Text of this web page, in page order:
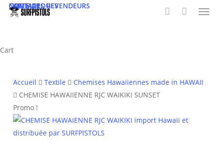
SkipNOS MARQUES
CARTE DES REVENDEURS
CONTACT
CartClose
Accueil Textile
Chemises Hawaiiennes made in HAWAII
CHEMISE HAWAIIENNE RJC WAIKIKI SUNSET
Promo !